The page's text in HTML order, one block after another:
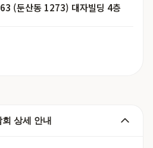
(둔산동 1273) 대자빌딩 4층
상세 안내